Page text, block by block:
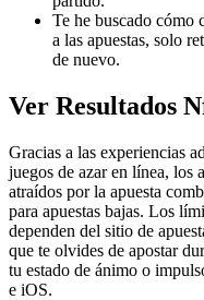
Te he buscado cómo
a las apuestas, solo
de nuevo.
Ver Resultados
Gracias a las experiencias
juegos de azar en línea, los
atraídos por la apuesta
para apuestas bajas. Los
dependen del sitio de
que te olvides de apostar
tu estado de ánimo o
e iOS.